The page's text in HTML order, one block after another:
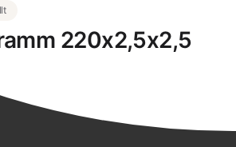
220x2,5x2,5